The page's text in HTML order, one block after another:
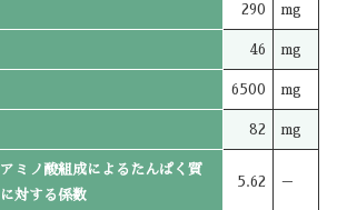
290 mg
46 mg
6500 mg
82 mg
アミノ酸組成によるたんぱく質
に対する係数
5.62 －